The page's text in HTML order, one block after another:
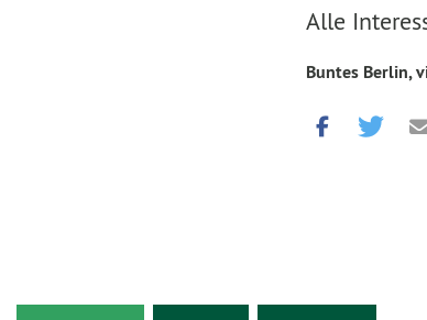
Alle
Buntes Berlin,